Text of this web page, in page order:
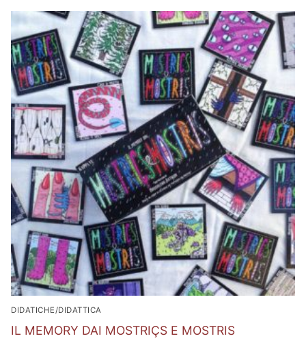
DIDATICHE/DIDATTICA
IL MEMORY DAI MOSTRIÇS E MOSTRIS